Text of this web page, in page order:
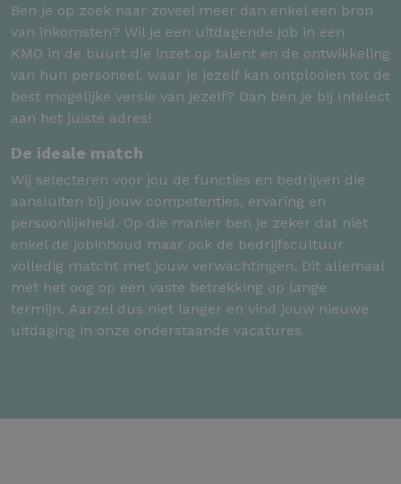
Ben je op zoek naar zoveel meer dan enkel een bron
van inkomsten? Wil je een uitdagende job in een
KMO in de buurt die inzet op talent en de ontwikkeling
van hun personeel, waar je jezelf kan ontplooien tot de
best mogelijke versie van jezelf? Dan ben je bij Intelect
aan het juiste adres!
De ideale match
Wij selecteren voor jou de functies en bedrijven die
aansluiten bij jouw competenties, ervaring en
persoonlijkheid. Op die manier ben je zeker dat niet
enkel de jobinhoud maar ook de bedrijfscultuur
volledig matcht met jouw verwachtingen. Dit allemaal
met het oog op een vaste betrekking op lange
termijn. Aarzel dus niet langer en vind jouw nieuwe
uitdaging in onze onderstaande vacatures